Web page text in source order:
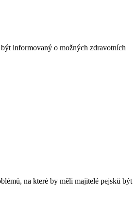
informovaný o možných zdravotních
na které by měli majitelé pejsků být